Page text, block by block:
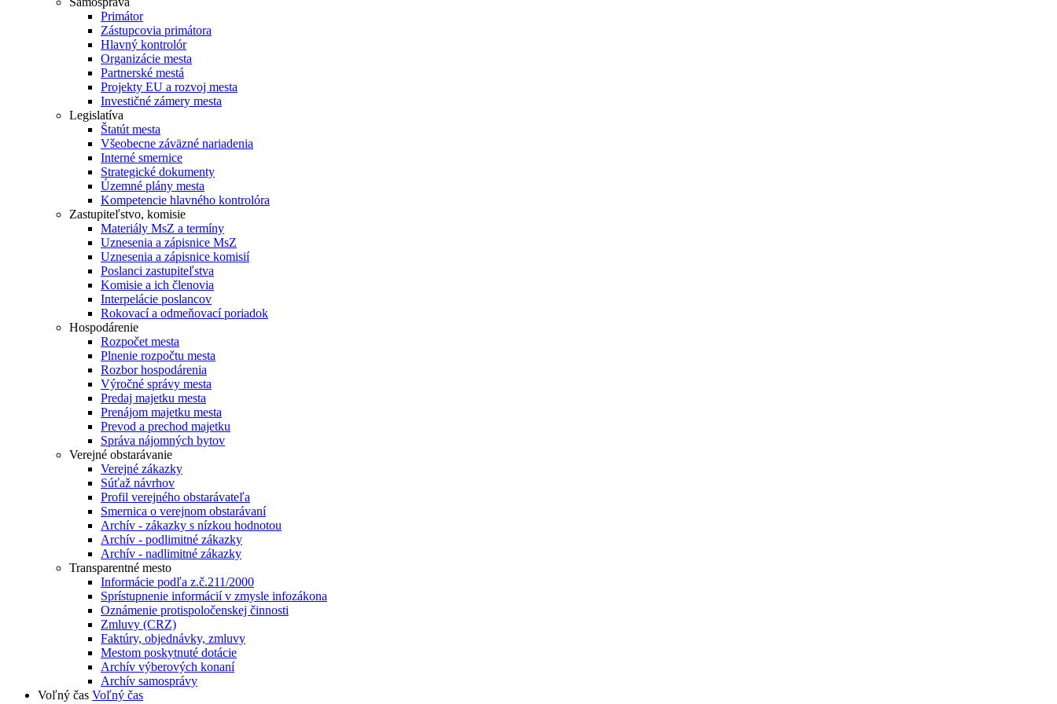
Primátor
Zástupcovia primátora
Hlavný kontrolór
Organizácie mesta
Partnerské mestá
Projekty EU a rozvoj mesta
Investičné zámery mesta
Legislatíva
Štatút mesta
Všeobecne záväzné nariadenia
Interné smernice
Strategické dokumenty
Územné plány mesta
Kompetencie hlavného kontrolóra
Zastupiteľstvo, komisie
Materiály MsZ a termíny
Uznesenia a zápisnice MsZ
Uznesenia a zápisnice komisií
Poslanci zastupiteľstva
Komisie a ich členovia
Interpelácie poslancov
Rokovací a odmeňovací poriadok
Hospodárenie
Rozpočet mesta
Plnenie rozpočtu mesta
Rozbor hospodárenia
Výročné správy mesta
Predaj majetku mesta
Prenájom majetku mesta
Prevod a prechod majetku
Správa nájomných bytov
Verejné obstarávanie
Verejné zákazky
Súťaž návrhov
Profil verejného obstarávateľa
Smernica o verejnom obstarávaní
Archív - zákazky s nízkou hodnotou
Archív - podlimitné zákazky
Archív - nadlimitné zákazky
Transparentné mesto
Informácie podľa z.č.211/2000
Sprístupnenie informácií v zmysle infozákona
Oznámenie protispoločenskej činnosti
Zmluvy (CRZ)
Faktúry, objednávky, zmluvy
Mestom poskytnuté dotácie
Archív výberových konaní
Archív samosprávy
Voľný čas Voľný čas